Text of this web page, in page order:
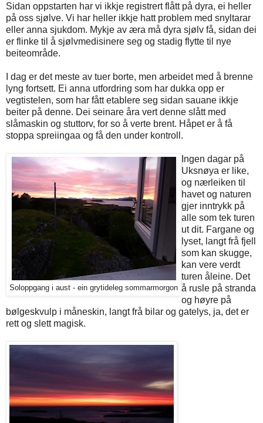
Sidan oppstarten har vi ikkje registrert flått på dyra, ei heller
på oss sjølve. Vi har heller ikkje hatt problem med snyltarar
eller anna sjukdom. Mykje av æra må dyra sjølv få, sidan dei
er flinke til å sjølvmedisinere seg og stadig flytte til nye
beiteområde.
I dag er det meste av tuer borte, men arbeidet med å brenne
lyng fortsett. Ei anna utfordring som har dukka opp er
vegtistelen, som har fått etablere seg sidan sauane ikkje
beiter på denne. Dei seinare åra vert denne slått med
slåmaskin og stuttorv, for so å verte brent. Håpet er å få
stoppa spreiingaa og få den under kontroll.
Soloppgang i aust - ein grytideleg sommarmorgon
Ingen dagar på
Uksnøya er like,
og nærleiken til
havet og naturen
gjer inntrykk på
alle som tek turen
ut dit. Fargane og
lyset, langt frå fjell
som kan skugge,
kan vere verdt
turen åleine. Det
å rusle på stranda
og høyre på
bølgeskvulp i måneskin, langt frå bilar og gatelys, ja, det er
rett og slett magisk.